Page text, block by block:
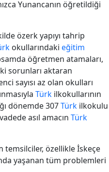
Yunancanın öğretildiği
özerk yapıyı tahrip
okullarındaki eğitim
öğretmen atamaları,
sorunları aktaran
sayısı az olan okulları
Türk ilkokullarının
dönemde 307Türk ilkokulu
asıl amacın Türk
temsilciler, özellikle İskeçe
yaşanan tüm problemleri